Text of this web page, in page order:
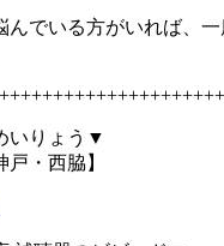
んでいる方がいれば、
いりょう▼
戸・西脇】